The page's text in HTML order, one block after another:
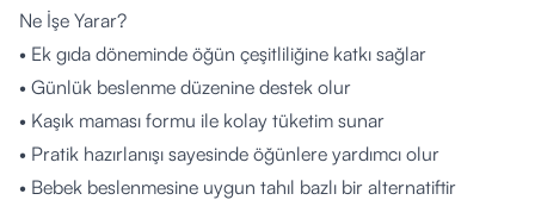
Ne İşe Yarar?
• Ek gıda döneminde öğün çeşitliliğine katkı sağlar
• Günlük beslenme düzenine destek olur
• Kaşık maması formu ile kolay tüketim sunar
• Pratik hazırlanışı sayesinde öğünlere yardımcı olur
• Bebek beslenmesine uygun tahıl bazlı bir alternatiftir